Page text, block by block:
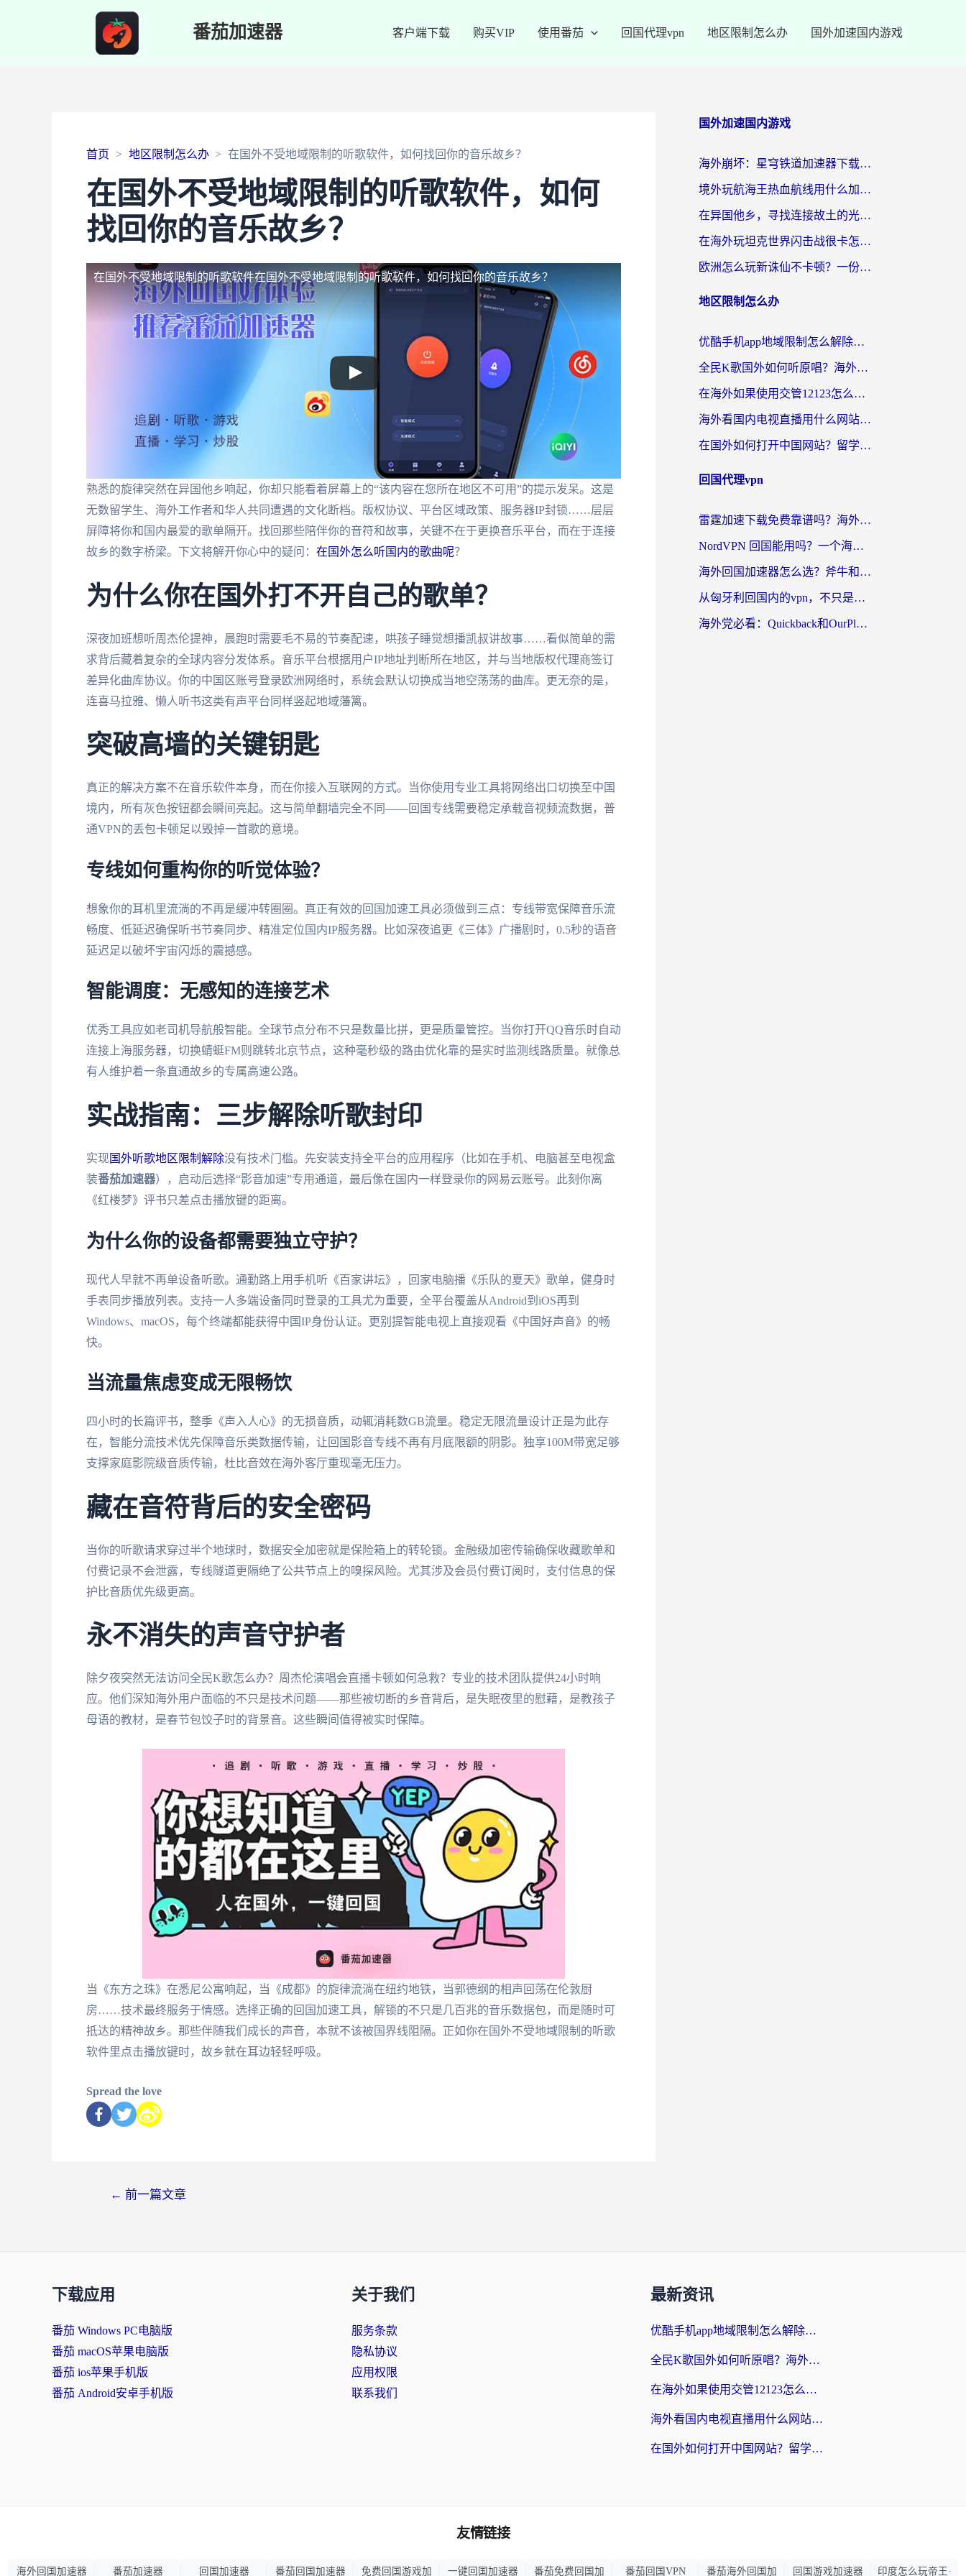
番茄加速器 客户端下载 购买VIP 使用番茄 回国代理vpn 地区限制怎么办 国外加速国内游戏
首页 地区限制怎么办 在国外不受地域限制的听歌软件，如何找回你的音乐故乡？
在国外不受地域限制的听歌软件，如何
找回你的音乐故乡？
在国外不受地域限制的听歌软件在国外不受地域限制的听歌软件，如何找回你的音乐故乡？
熟悉的旋律突然在异国他乡响起，你却只能看着屏幕上的“该内容在您所在地区不可用”的提示发呆。这是
无数留学生、海外工作者和华人共同遭遇的文化断档。版权协议、平台区域政策、服务器IP封锁……层层
屏障将你和国内最爱的歌单隔开。找回那些陪伴你的音符和故事，关键不在于更换音乐平台，而在于连接
故乡的数字桥梁。下文将解开你心中的疑问： 在国外怎么听国内的歌曲呢？
为什么你在国外打不开自己的歌单？
深夜加班想听周杰伦提神，晨跑时需要毛不易的节奏配速，哄孩子睡觉想播凯叔讲故事……看似简单的需
求背后藏着复杂的全球内容分发体系。音乐平台根据用户IP地址判断所在地区，并与当地版权代理商签订
差异化曲库协议。你的中国区账号登录欧洲网络时，系统会默认切换成当地空荡荡的曲库。更无奈的是，
连喜马拉雅、懒人听书这类有声平台同样竖起地域藩篱。
突破高墙的关键钥匙
真正的解决方案不在音乐软件本身，而在你接入互联网的方式。当你使用专业工具将网络出口切换至中国
境内，所有灰色按钮都会瞬间亮起。这与简单翻墙完全不同——回国专线需要稳定承载音视频流数据，普
通VPN的丢包卡顿足以毁掉一首歌的意境。
专线如何重构你的听觉体验？
想象你的耳机里流淌的不再是缓冲转圈圈。真正有效的回国加速工具必须做到三点：专线带宽保障音乐流
畅度、低延迟确保听书节奏同步、精准定位国内IP服务器。比如深夜追更《三体》广播剧时，0.5秒的语音
延迟足以破坏宇宙闪烁的震撼感。
智能调度：无感知的连接艺术
优秀工具应如老司机导航般智能。全球节点分布不只是数量比拼，更是质量管控。当你打开QQ音乐时自动
连接上海服务器，切换蜻蜓FM则跳转北京节点，这种毫秒级的路由优化靠的是实时监测线路质量。就像总
有人维护着一条直通故乡的专属高速公路。
实战指南：三步解除听歌封印
实现国外听歌地区限制解除没有技术门槛。先安装支持全平台的应用程序（比如在手机、电脑甚至电视盒
装番茄加速器），启动后选择“影音加速”专用通道，最后像在国内一样登录你的网易云账号。此刻你离
《红楼梦》评书只差点击播放键的距离。
为什么你的设备都需要独立守护？
现代人早就不再单设备听歌。通勤路上用手机听《百家讲坛》，回家电脑播《乐队的夏天》歌单，健身时
手表同步播放列表。支持一人多端设备同时登录的工具尤为重要，全平台覆盖从Android到iOS再到
Windows、macOS，每个终端都能获得中国IP身份认证。更别提智能电视上直接观看《中国好声音》的畅
快。
当流量焦虑变成无限畅饮
四小时的长篇评书，整季《声入人心》的无损音质，动辄消耗数GB流量。稳定无限流量设计正是为此存
在，智能分流技术优先保障音乐类数据传输，让回国影音专线不再有月底限额的阴影。独享100M带宽足够
支撑家庭影院级音质传输，杜比音效在海外客厅重现毫无压力。
藏在音符背后的安全密码
当你的听歌请求穿过半个地球时，数据安全加密就是保险箱上的转轮锁。金融级加密传输确保收藏歌单和
付费记录不会泄露，专线隧道更隔绝了公共节点上的嗅探风险。尤其涉及会员付费订阅时，支付信息的保
护比音质优先级更高。
永不消失的声音守护者
除夕夜突然无法访问全民K歌怎么办？周杰伦演唱会直播卡顿如何急救？专业的技术团队提供24小时响
应。他们深知海外用户面临的不只是技术问题——那些被切断的乡音背后，是失眠夜里的慰藉，是教孩子
母语的教材，是春节包饺子时的背景音。这些瞬间值得被实时保障。
当《东方之珠》在悉尼公寓响起，当《成都》的旋律流淌在纽约地铁，当郭德纲的相声回荡在伦敦厨
房……技术最终服务于情感。选择正确的回国加速工具，解锁的不只是几百兆的音乐数据包，而是随时可
抵达的精神故乡。那些伴随我们成长的声音，本就不该被国界线阻隔。正如你在国外不受地域限制的听歌
软件里点击播放键时，故乡就在耳边轻轻呼吸。
Spread the love
← 前一篇文章
国外加速国内游戏
海外崩坏：星穹铁道加速器下载安装：一份给游子的终极网络指南
境外玩航海王热血航线用什么加速器？2026海外玩家实测最优方案（附欧洲问道堡垒前线加速技巧）
在异国他乡，寻找连接故土的光明大陆免费加速器
在海外玩坦克世界闪击战很卡怎么办？老玩家亲测有效的加速器选择指南
欧洲怎么玩新诛仙不卡顿？一份给海外游子的国服游戏畅玩指南
地区限制怎么办
优酷手机app地域限制怎么解除？海外党亲测有效的追剧方案
全民K歌国外如何听原唱？海外党亲测有效的回国加速器选择指南
在海外如果使用交管12123怎么处理？留学生亲测有效的回国加速方案
海外看国内电视直播用什么网站比较好？一篇解决你所有追剧难题的实用指南
在国外如何打开中国网站？留学生与海外华人的无缝访问指南
回国代理vpn
雷霆加速下载免费靠谱吗？海外党选回国加速器的避坑指南（附热门工具对比）
NordVPN 回国能用吗？一个海外用户必须面对的真实困境
海外回国加速器怎么选？斧牛和海龟哪个好？一篇帮你避开坑的实用指南
从匈牙利回国内的vpn，不只是为了刷剧那么简单
海外党必看：Quickback和OurPlay好用吗？3分钟选对回国加速器，无缝刷剧玩游戏
下载应用
番茄 Windows PC电脑版
番茄 macOS苹果电脑版
番茄 ios苹果手机版
番茄 Android安卓手机版
关于我们
服务条款
隐私协议
应用权限
联系我们
最新资讯
优酷手机app地域限制怎么解除？海外党亲测有效的追剧方案
全民K歌国外如何听原唱？海外党亲测有效的回国加速器选择指南
在海外如果使用交管12123怎么处理？留学生亲测有效的回国加速方案
海外看国内电视直播用什么网站比较好？一篇解决你所有追剧难题的实用指南
在国外如何打开中国网站？留学生与海外华人的无缝访问指南
友情链接
海外回国加速器 番茄加速器 回国加速器 番茄回国加速器 免费回国游戏加 一键回国加速器 番茄免费回国加 番茄回国VPN 番茄海外回国加 回国游戏加速器 印度怎么玩帝王·